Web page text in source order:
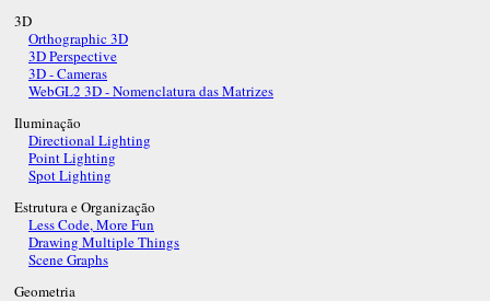
3D
Orthographic 3D
3D Perspective
3D - Cameras
WebGL2 3D - Nomenclatura das Matrizes
Iluminação
Directional Lighting
Point Lighting
Spot Lighting
Estrutura e Organização
Less Code, More Fun
Drawing Multiple Things
Scene Graphs
Geometria